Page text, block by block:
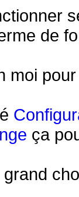
de
moi
ça